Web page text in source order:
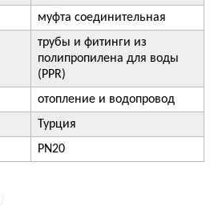
муфта соединительная
трубы и фитинги из
полипропилена для воды
(PPR)
отопление и водопровод
Турция
PN20